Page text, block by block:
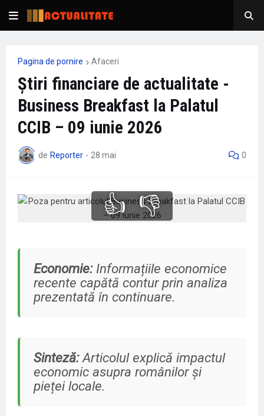
Pagina de pornire Afaceri
Știri financiare de actualitate -
Business Breakfast la Palatul
CCIB – 09 iunie 2026
de Reporter - 28 mai 0
👍 👎
Economie:Informațiile economice
recente capătă contur prin analiza
prezentată în continuare.
Sinteză:Articolul explică impactul
economic asupra românilor și
pieței locale.